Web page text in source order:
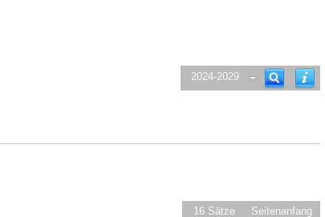
2024-2029
16 Sätze Seitenanfang